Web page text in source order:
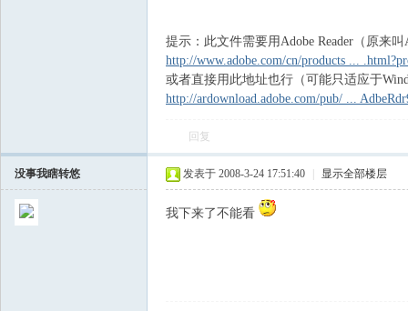
车
提示：此文件需要用Adobe Reader（原来
http://www.adobe.com/cn/products ...
或者直接用此地址也行（可能只适应于
http://ardownload.adobe.com/pub/ ...
回复
没事我瞎转悠 发表于 2008-3-24 17:51:40 显示全部楼层
我下来了不能看